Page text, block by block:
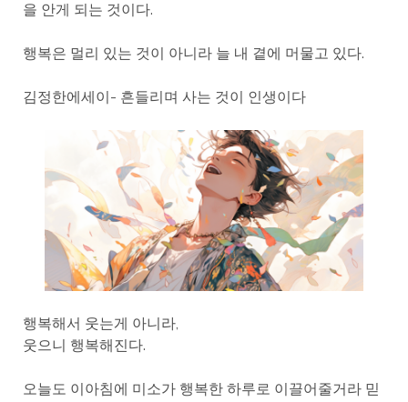
을 안게 되는 것이다.
행복은 멀리 있는 것이 아니라 늘 내 곁에 머물고 있다.
김정한에세이- 흔들리며 사는 것이 인생이다
행복해서 웃는게 아니라,
웃으니 행복해진다.
오늘도 이아침에 미소가 행복한 하루로 이끌어줄거라 믿